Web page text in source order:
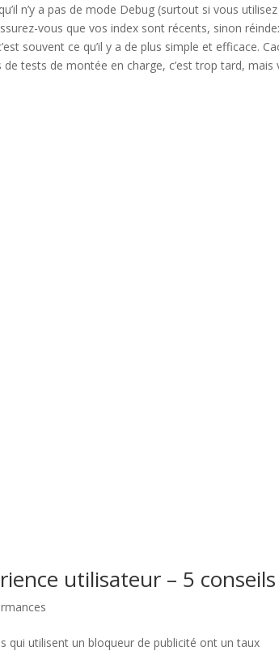
n’y a pas de mode Debug (surtout si vous utilisez
vous que vos index sont récents, sinon
souvent ce qu’il y a de plus simple et efficace.
tests de montée en charge, c’est trop tard, mais
utilisateur – 5 conseils
qui utilisent un bloqueur de publicité ont un taux